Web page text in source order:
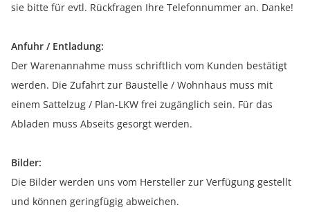
sie bitte für evtl. Rückfragen Ihre Telefonnummer an. Danke!
Anfuhr / Entladung:
Der Warenannahme muss schriftlich vom Kunden bestätigt
werden. Die Zufahrt zur Baustelle / Wohnhaus muss mit
einem Sattelzug / Plan-LKW frei zugänglich sein. Für das
Abladen muss Abseits gesorgt werden.
Bilder:
Die Bilder werden uns vom Hersteller zur Verfügung gestellt
und können geringfügig abweichen.